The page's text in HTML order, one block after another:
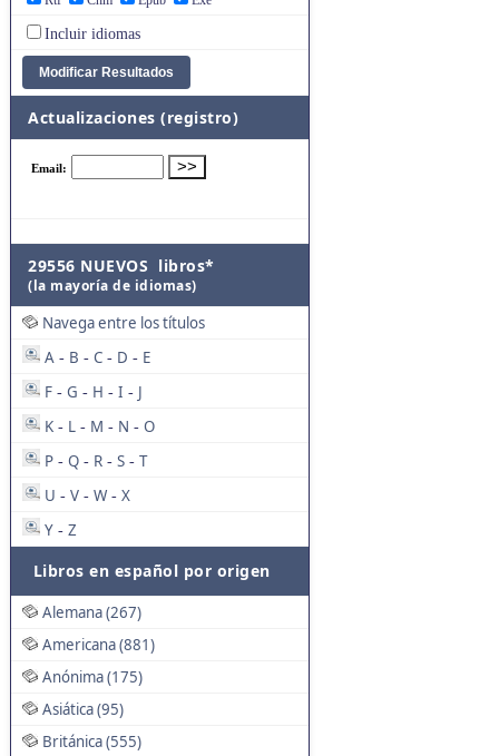
Incluir idiomas
Actualizaciones (registro)
29556 NUEVOS libros*
(la mayoría de idiomas)
Navega entre los títulos
A - B - C - D - E
F - G - H - I - J
K - L - M - N - O
P - Q - R - S - T
U - V - W - X
Y - Z
Libros en español por origen
Alemana (267)
Americana (881)
Anónima (175)
Asiática (95)
Británica (555)